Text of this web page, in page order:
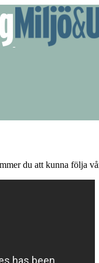
du att kunna följa